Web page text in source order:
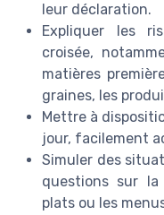
leur déclaration.
Expliquer les
croisée,
matières
graines, les
Mettre à
jour, facilement
Simuler des
questions sur la
plats ou les